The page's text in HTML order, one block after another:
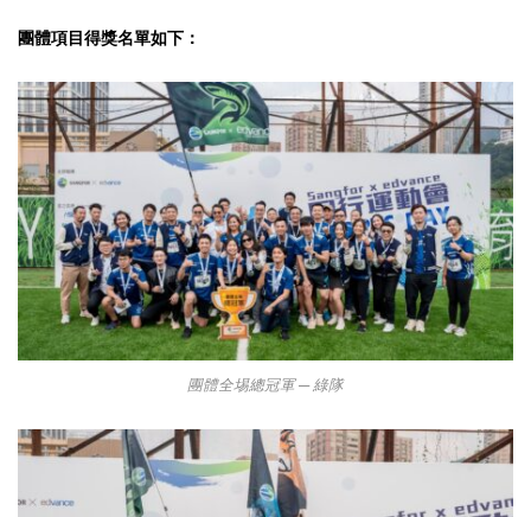
團體項目得獎名單如下：
團體全埸總冠軍 ─ 綠隊